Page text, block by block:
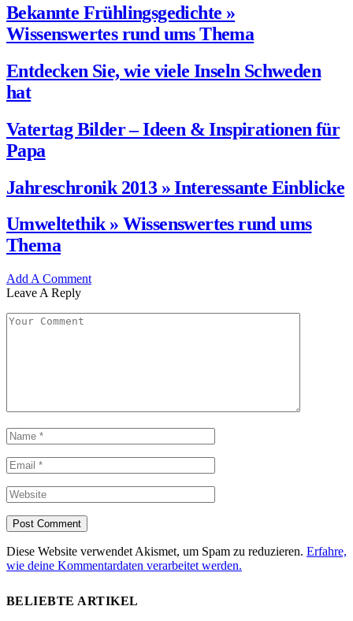
Bekannte Frühlingsgedichte »
Wissenswertes rund ums Thema
Entdecken Sie, wie viele Inseln Schweden
hat
Vatertag Bilder – Ideen & Inspirationen für
Papa
Jahreschronik 2013 » Interessante Einblicke
Umweltethik » Wissenswertes rund ums
Thema
Add A Comment
Leave A Reply
Diese Website verwendet Akismet, um Spam zu reduzieren. Erfahre,
wie deine Kommentardaten verarbeitet werden.
BELIEBTE ARTIKEL